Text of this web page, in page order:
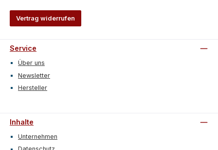
Vertrag widerrufen
Service
Über uns
Newsletter
Hersteller
Inhalte
Unternehmen